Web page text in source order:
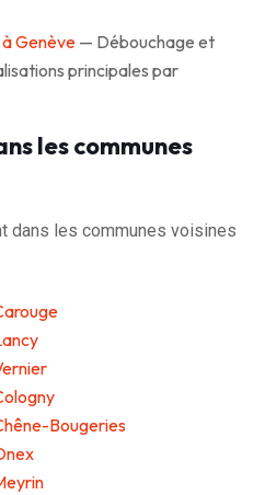
Genève — Débouchage et
principales par
les communes
dans les communes voisines
Bougeries